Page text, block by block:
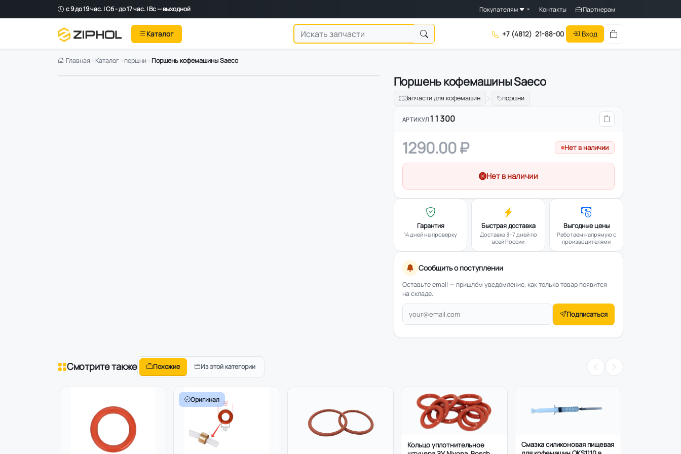
с 9 до 19 час. | Сб - до 17 час. | Вс — выходной Покупателям Контакты Партнерам
Каталог +7 (4812) 21-88-00 Вход
Главная Каталог поршни Поршень кофемашины Saeco
Поршень кофемашины Saeco
Запчасти для кофемашин поршни
АРТИКУЛ11300
1290.00 ₽ Нет в наличии
Нет в наличии
Гарантия
14 дней на проверку
Быстрая доставка
Доставка 3–7 дней по
всей России
Выгодные цены
Работаем напрямую с
производителями
Сообщить о поступлении
Оставьте email — пришлём уведомление, как только товар появится
на складе.
Подписаться
Смотрите также Похожие Из этой категории
Оригинал
Кольцо уплотнительное
Смазка силиконовая пищевая